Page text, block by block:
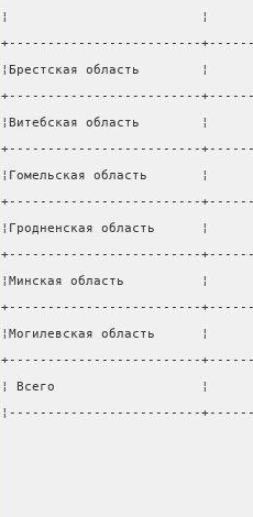
¦                         ¦
+-------------------------
¦Брестская область
+-------------------------
¦Витебская область
+-------------------------
¦Гомельская область
+-------------------------
¦Гродненская область
+-------------------------
¦Минская область          ¦
+-------------------------
¦Могилевская область
+-------------------------
¦ Всего                   ¦
¦-------------------------